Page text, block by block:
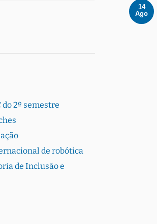
2º semestre
de robótica
de Inclusão e
14
Ago